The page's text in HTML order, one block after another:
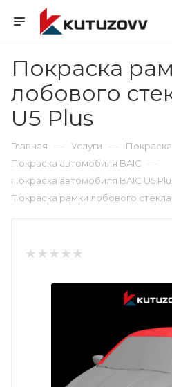
Покраска
лобового
U5 Plus
Главная — Услуги —
Покраска автомобиля BAIC —
Покраска автомобиля BAIC U5
Покраска рамки лобового стекла